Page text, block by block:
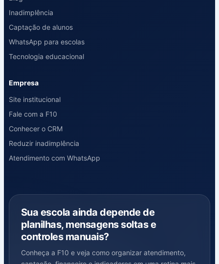
Inadimplência
Captação de alunos
WhatsApp para escolas
Tecnologia educacional
Empresa
Site institucional
Fale com a F10
Conhecer o CRM
Reduzir inadimplência
Atendimento com WhatsApp
Sua escola ainda depende de
planilhas, mensagens soltas e
controles manuais?
Conheça a F10 e veja como organizar atendimento,